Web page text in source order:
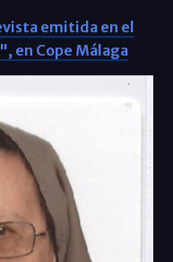
emitida en el
en Cope Málaga